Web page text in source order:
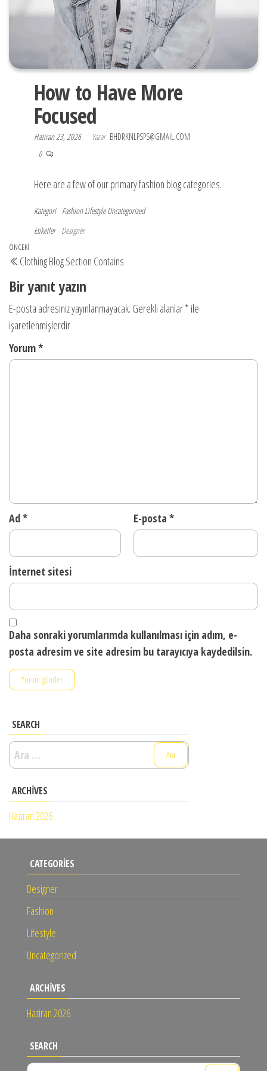
How to Have More
Focused
Haziran 23, 2026 Yazar BHDRKNLPSPS@GMAIL.COM
0
Here are a few of our primary fashion blog categories.
Kategori Fashion Lifestyle Uncategorized
Etiketler Designer
Yazı
gezinmesi
Önceki
yazı
ÖNCEKI
Clothing Blog Section Contains
Bir yanıt yazın
E-posta adresiniz yayınlanmayacak. Gerekli alanlar* ile
işaretlenmişlerdir
Yorum*
Ad* E-posta *
İnternet sitesi
Daha sonraki yorumlarımda kullanılması için adım, e-
posta adresim ve site adresim bu tarayıcıya kaydedilsin.
SEARCH
Arama:
ARCHIVES
Haziran 2026
CATEGORIES
Designer
Fashion
Lifestyle
Uncategorized
ARCHIVES
Haziran 2026
SEARCH